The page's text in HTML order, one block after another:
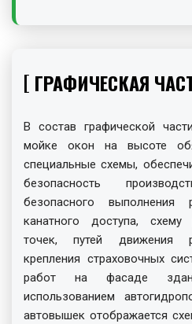
ГРАФИЧЕСКАЯ
В состав графической
мойке окон на высоте
специальные схемы,
безопасность
безопасного
канатного доступа,
точек, путей движения
крепления страховочных
работ на фасаде
использованием
автовышек отображается